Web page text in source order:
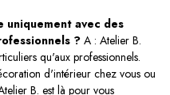
uniquement avec des
? A : Atelier B.
qu'aux professionnels.
d'intérieur chez vous ou
B. est là pour vous